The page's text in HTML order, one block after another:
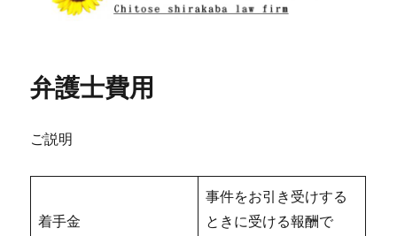
弁護士費用
ご説明
着手金
事件をお引き受けする
ときに受ける報酬で